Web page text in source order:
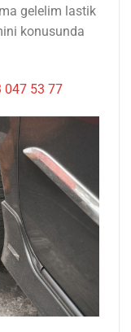
gelelim lastik
konusunda
047 53 77